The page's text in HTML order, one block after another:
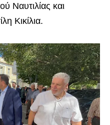
Ναυτιλίας και
Κικίλια.